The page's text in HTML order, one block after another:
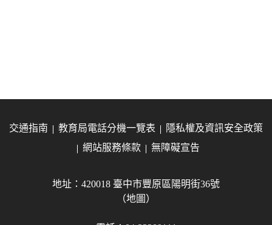
交通指南 教育局電話分機一覽表
隱私權及資訊安全政策
網站服務條款
無障礙宣告
地址：420018 臺中市豐原區陽明街36號
（地圖）